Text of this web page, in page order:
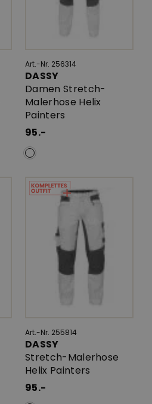
Art.-Nr. 256314
DASSY
Damen Stretch-
Malerhose Helix
Painters
95.-
Art.-Nr. 255814
DASSY
Stretch-Malerhose
Helix Painters
95.-